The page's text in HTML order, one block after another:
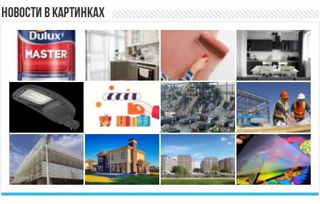
Новости в картинках